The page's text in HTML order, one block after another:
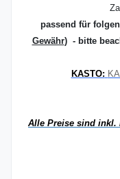
passend für
Gewähr) - bitte
KASTO:
Alle Preise sind inkl.